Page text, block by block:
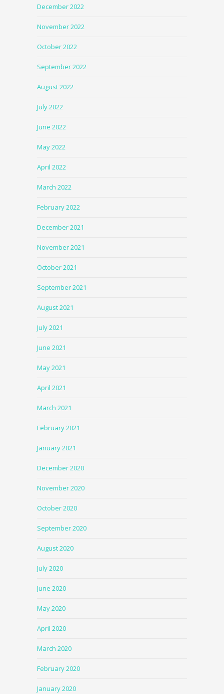
December 2022
November 2022
October 2022
September 2022
August 2022
July 2022
June 2022
May 2022
April 2022
March 2022
February 2022
December 2021
November 2021
October 2021
September 2021
August 2021
July 2021
June 2021
May 2021
April 2021
March 2021
February 2021
January 2021
December 2020
November 2020
October 2020
September 2020
August 2020
July 2020
June 2020
May 2020
April 2020
March 2020
February 2020
January 2020